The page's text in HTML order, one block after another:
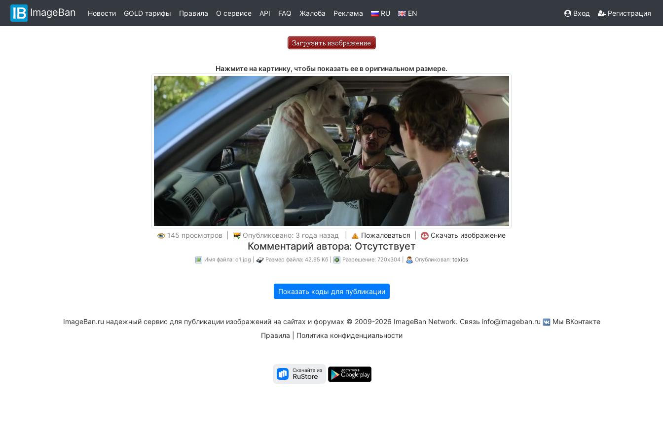
ImageBan Новости GOLD тарифы Правила О сервисе API FAQ Жалоба Реклама RU EN Вход Регистрация
Нажмите на картинку, чтобы показать ее в оригинальном размере.
145 просмотров | Опубликовано: 3 года назад | Пожаловаться Скачать изображение
Комментарий автора: Отсутствует
Имя файла: d1.jpg | Размер файла: 42.95 Кб | Разрешение: 720x304 | Опубликовал: toxics
Показать коды для публикации
ImageBan.ru надежный сервис для публикации изображений на сайтах и форумах © 2009-2026 ImageBan Network. Связь info@imageban.ru
Мы ВКонтакте
Правила
Политика конфиденциальности